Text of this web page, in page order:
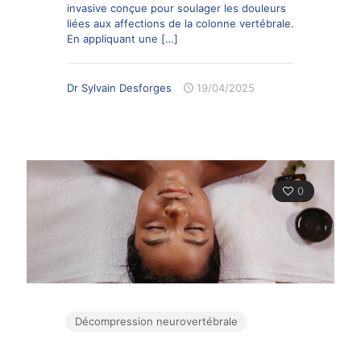
invasive conçue pour soulager les douleurs
liées aux affections de la colonne vertébrale.
En appliquant une […]
Dr Sylvain Desforges 19/04/2025
0
Décompression neurovertébrale